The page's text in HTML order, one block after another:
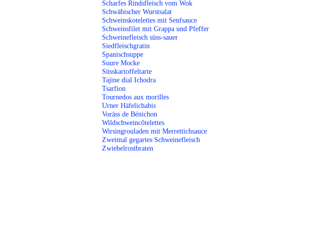
Scharfes Rindsfleisch vom Wok
Schwäbischer Wurstsalat
Schweinskotelettes mit Senfsauce
Schweinsfilet mit Grappa und Pfeffer
Schweinefleisch süss-sauer
Siedfleischgratin
Spanischsuppe
Suure Mocke
Süsskartoffeltarte
Tajine dial Ichodra
Tsarfion
Tournedos aux morilles
Urner Häfelichabis
Voräss de Bénichon
Wildschweincôtelettes
Wirsingrouladen mit Merrettichsauce
Zweimal gegartes Schweinefleisch
Zwiebelrostbraten